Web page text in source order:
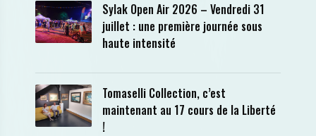
Sylak Open Air 2026 – Vendredi 31
juillet : une première journée sous
haute intensité
Tomaselli Collection, c’est
maintenant au 17 cours de la Liberté
!